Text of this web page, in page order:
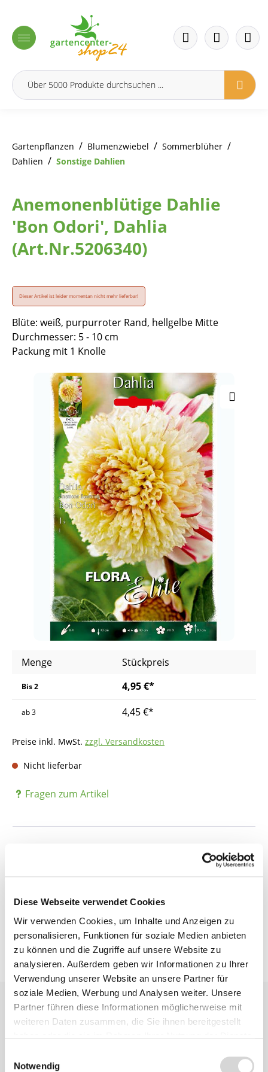
Diese Webseite verwendet Cookies
Wir verwenden Cookies, um Inhalte und Anzeigen zu
personalisieren, Funktionen für soziale Medien anbieten
zu können und die Zugriffe auf unsere Website zu
analysieren. Außerdem geben wir Informationen zu Ihrer
Verwendung unserer Website an unsere Partner für
soziale Medien, Werbung und Analysen weiter. Unsere
Partner führen diese Informationen möglicherweise mit
weiteren Daten zusammen, die Sie ihnen bereitgestellt
Notwendig
Gartenpflanzen / Blumenzwiebel / Sommerblüher /
Dahlien / Sonstige Dahlien
Anemonenblütige Dahlie
'Bon Odori', Dahlia
(Art.Nr.5206340)
Dieser Artikel ist leider momentan nicht mehr lieferbar!
Blüte: weiß, purpurroter Rand, hellgelbe Mitte
Durchmesser: 5 - 10 cm
Packung mit 1 Knolle
Menge Stückpreis
Bis2 4,95 €*
ab3 4,45 €*
Preise inkl. MwSt. zzgl. Versandkosten
Nicht lieferbar
Fragen zum Artikel